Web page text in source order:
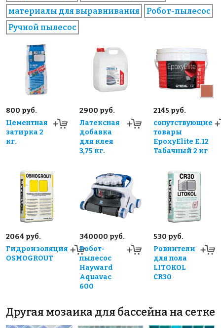
материалы для выравнивания
Робот-пылесос
Ручной пылесос
800 руб.
Цементная
затирка 2
кг.
2900 руб.
Латексная
добавка
для клея
3,75 кг.
2145 руб.
сопутствующие
товары
EpoxyElite E.12
Табачный 2 кг
2064 руб.
Гидроизоляция
OSMOGROUT
340000 руб.
Робот-
пылесос
Hayward
Aquavac
600
530 руб.
Ровнители
для пола
LITOKOL
CR30
Другая мозаика для бассейна на сетке